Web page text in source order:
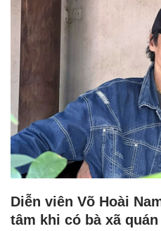
Diễn viên Võ Hoài
tâm khi có bà xã